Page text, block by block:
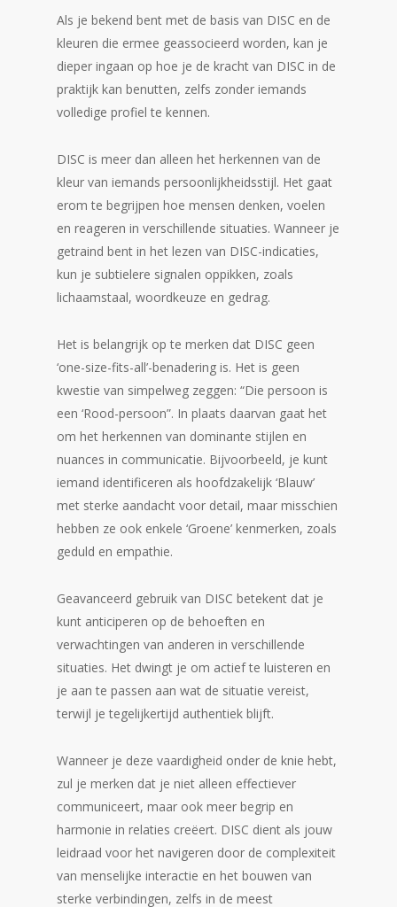
Als je bekend bent met de basis van DISC en de
kleuren die ermee geassocieerd worden, kan je
dieper ingaan op hoe je de kracht van DISC in de
praktijk kan benutten, zelfs zonder iemands
volledige profiel te kennen.
DISC is meer dan alleen het herkennen van de
kleur van iemands persoonlijkheidsstijl. Het gaat
erom te begrijpen hoe mensen denken, voelen
en reageren in verschillende situaties. Wanneer je
getraind bent in het lezen van DISC-indicaties,
kun je subtielere signalen oppikken, zoals
lichaamstaal, woordkeuze en gedrag.
Het is belangrijk op te merken dat DISC geen
‘one-size-fits-all’-benadering is. Het is geen
kwestie van simpelweg zeggen: “Die persoon is
een ‘Rood-persoon”. In plaats daarvan gaat het
om het herkennen van dominante stijlen en
nuances in communicatie. Bijvoorbeeld, je kunt
iemand identificeren als hoofdzakelijk ‘Blauw’
met sterke aandacht voor detail, maar misschien
hebben ze ook enkele ‘Groene’ kenmerken, zoals
geduld en empathie.
Geavanceerd gebruik van DISC betekent dat je
kunt anticiperen op de behoeften en
verwachtingen van anderen in verschillende
situaties. Het dwingt je om actief te luisteren en
je aan te passen aan wat de situatie vereist,
terwijl je tegelijkertijd authentiek blijft.
Wanneer je deze vaardigheid onder de knie hebt,
zul je merken dat je niet alleen effectiever
communiceert, maar ook meer begrip en
harmonie in relaties creëert. DISC dient als jouw
leidraad voor het navigeren door de complexiteit
van menselijke interactie en het bouwen van
sterke verbindingen, zelfs in de meest